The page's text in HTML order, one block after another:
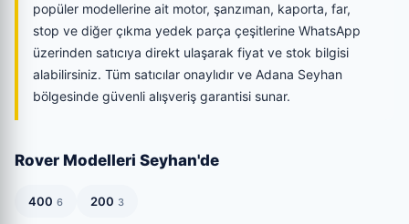
popüler modellerine ait motor, şanzıman, kaporta, far,
stop ve diğer çıkma yedek parça çeşitlerine WhatsApp
üzerinden satıcıya direkt ulaşarak fiyat ve stok bilgisi
alabilirsiniz. Tüm satıcılar onaylıdır ve Adana Seyhan
bölgesinde güvenli alışveriş garantisi sunar.
Rover Modelleri Seyhan'de
400 6 200 3